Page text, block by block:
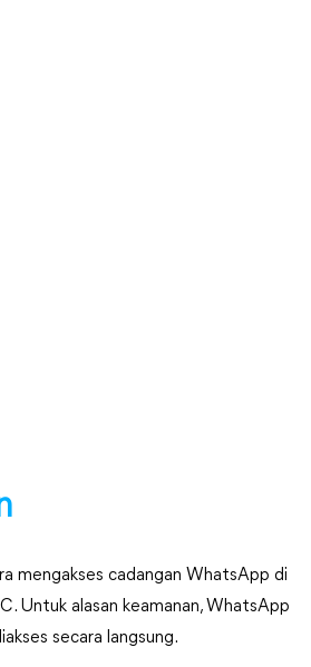
mengakses cadangan WhatsApp di
Untuk alasan keamanan, WhatsApp
secara langsung.